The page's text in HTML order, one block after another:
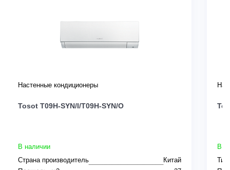
Настенные кондиционеры
Tosot T09H-SYN/I/T09H-SYN/O
В наличии
Страна производитель
Китай
В
Тип